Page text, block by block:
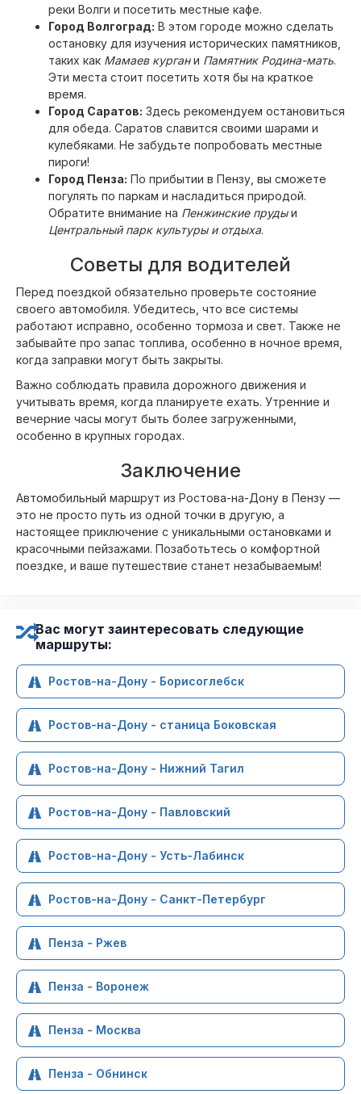
реки Волги и посетить местные кафе.
Город Волгоград: В этом городе можно сделать
остановку для изучения исторических памятников,
таких как Мамаев кургани Памятник Родина-мать.
Эти места стоит посетить хотя бы на краткое
время.
Город Саратов: Здесь рекомендуем остановиться
для обеда. Саратов славится своими шарами и
кулебяками. Не забудьте попробовать местные
пироги!
Город Пенза: По прибытии в Пензу, вы сможете
погулять по паркам и насладиться природой.
Обратите внимание на Пенжинские прудыи
Центральный парк культуры и отдыха.
Советы для водителей
Перед поездкой обязательно проверьте состояние
своего автомобиля. Убедитесь, что все системы
работают исправно, особенно тормоза и свет. Также не
забывайте про запас топлива, особенно в ночное время,
когда заправки могут быть закрыты.
Важно соблюдать правила дорожного движения и
учитывать время, когда планируете ехать. Утренние и
вечерние часы могут быть более загруженными,
особенно в крупных городах.
Заключение
Автомобильный маршрут из Ростова-на-Дону в Пензу —
это не просто путь из одной точки в другую, а
настоящее приключение с уникальными остановками и
красочными пейзажами. Позаботьтесь о комфортной
поездке, и ваше путешествие станет незабываемым!
Вас могут заинтересовать следующие
маршруты:
Ростов-на-Дону - Борисоглебск
Ростов-на-Дону - станица Боковская
Ростов-на-Дону - Нижний Тагил
Ростов-на-Дону - Павловский
Ростов-на-Дону - Усть-Лабинск
Ростов-на-Дону - Санкт-Петербург
Пенза - Ржев
Пенза - Воронеж
Пенза - Москва
Пенза - Обнинск